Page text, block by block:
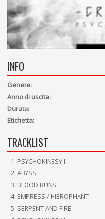
INFO
Genere:
Anno di uscita:
Durata:
Etichetta:
TRACKLIST
PSYCHOKINESY I
ABYSS
BLOOD RUNS
EMPRESS / HIEROPHANT
SERPENT AND FIRE